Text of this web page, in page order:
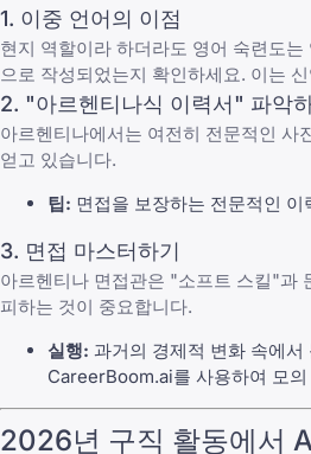
1. 이중 언어의 이점
현지 역할이라 하더라도 영어 숙련도
으로 작성되었는지 확인하세요. 이는
2. "아르헨티나식 이력서" 파악
아르헨티나에서는 여전히 전문적인
얻고 있습니다.
팁: 면접을 보장하는 전문적인 이
3. 면접 마스터하기
아르헨티나 면접관은 "소프트 스킬"과
피하는 것이 중요합니다.
실행: 과거의 경제적 변화 속에
CareerBoom.ai를 사용하여 모
2026년 구직 활동에서